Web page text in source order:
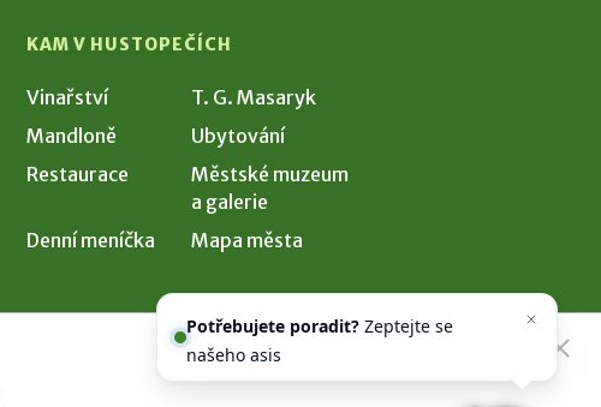
KAM V HUSTOPEČÍCH
Vinařství
T. G. Masaryk
Mandloně
Ubytování
Restaurace
Městské muzeum
a galerie
Denní meníčka
Mapa města
Potřebujete poradit?Zeptejte se
našeho asistenta